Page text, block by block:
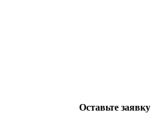
Оставьте заявку